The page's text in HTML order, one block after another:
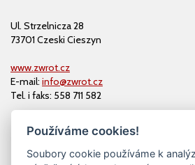
Ul. Strzelnicza 28
73701 Czeski Cieszyn
www.zwrot.cz
E-mail: info@zwrot.cz
Tel. i faks: 558 711 582
Používáme cookies!
Soubory cookie používáme k